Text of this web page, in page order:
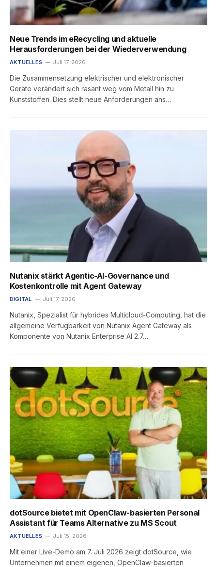
Neue Trends im eRecycling und aktuelle
Herausforderungen bei der Wiederverwendung
AKTUELLES Juli 17, 2026
Die Zusammensetzung elektrischer und elektronischer
Geräte verändert sich rasant weg vom Metall hin zu
Kunststoffen. Dies stellt neue Anforderungen ans…
Nutanix stärkt Agentic-AI-Governance und
Kostenkontrolle mit Agent Gateway
DIGITAL Juli 17, 2026
Nutanix, Spezialist für hybrides Multicloud-Computing, hat die
allgemeine Verfügbarkeit von Nutanix Agent Gateway als
Komponente von Nutanix Enterprise AI 2.7…
dotSource bietet mit OpenClaw-basierten Personal
Assistant für Teams Alternative zu MS Scout
AKTUELLES Juli 15, 2026
Mit einer Live-Demo am 7. Juli 2026 zeigt dotSource, wie
Unternehmen mit einem eigenen, OpenClaw-basierten